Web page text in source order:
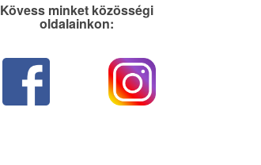
Kövess minket közösségi
oldalainkon: